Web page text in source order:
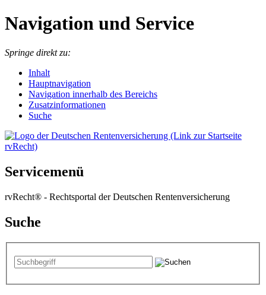
Navigation und Service
Springe direkt zu:
Inhalt
Hauptnavigation
Navigation innerhalb des Bereichs
Zusatzinformationen
Suche
Servicemenü
rvRecht® - Rechtsportal der Deutschen Rentenversicherung
Suche